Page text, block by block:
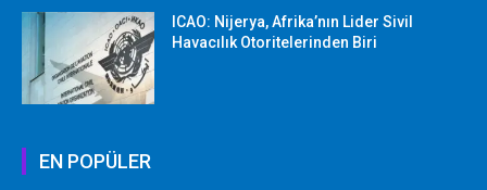
ICAO: Nijerya, Afrika’nın Lider Sivil
Havacılık Otoritelerinden Biri
EN POPÜLER